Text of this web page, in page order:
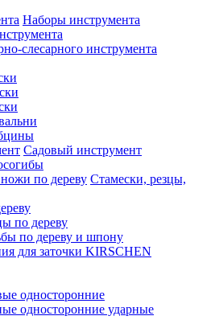
Наборы инструмента
слесарного инструмента
Садовый инструмент
Стамески, резцы,
по дереву
по дереву и шпону
для заточки KIRSCHEN
односторонние
односторонние ударные